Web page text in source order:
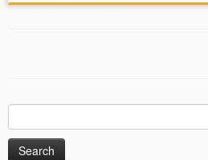
for: